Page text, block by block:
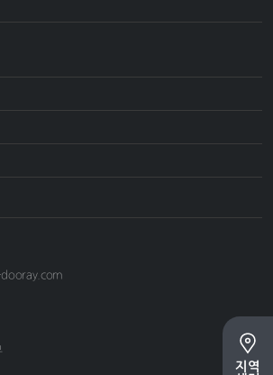
지역